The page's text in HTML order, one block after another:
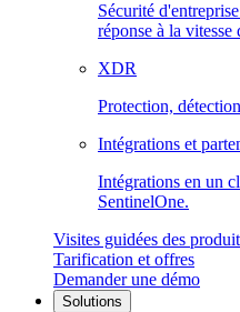
Sécurité
réponse à la vitesse
XDR
Protection,
Intégrations et
Intégrations en un
SentinelOne.
Visites guidées des
Tarification et offres
Demander une démo
Solutions